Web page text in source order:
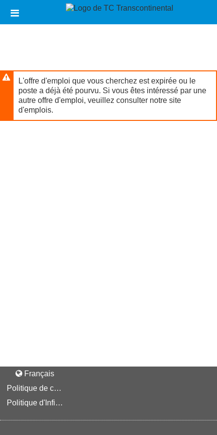
contenu
Liens
d'en-
L'offre d'emploi que vous cherchez est expirée ou le
poste a déjà été pourvu. Si vous êtes intéressé par une
autre offre d'emploi, veuillez consulter notre site
d'emplois.
Français
Politique de confidentialité
Politique d'Infinite Talent en matière de protection des renseignements personnels